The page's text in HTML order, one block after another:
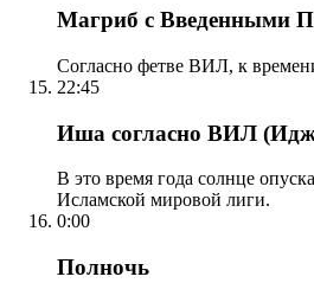
Магриб с Введенными
Согласно фетве ВИЛ, к
22:45
Иша согласно ВИЛ
В это время года солнце
Исламской мировой лиги.
0:00
Полночь